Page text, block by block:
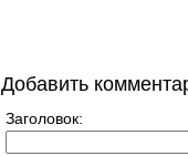
Добавить
Заголовок: